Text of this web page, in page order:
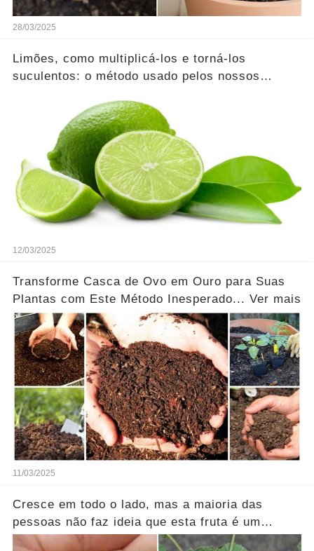
28/03/2025
Limões, como multiplicá-los e torná-los
suculentos: o método usado pelos nossos
12/03/2025
Transforme Casca de Ovo em Ouro para Suas
Plantas com Este Método Inesperado... Ver mais
11/03/2025
Cresce em todo o lado, mas a maioria das
pessoas não faz ideia que esta fruta é um
verdadeiro tesouro... Ver mais